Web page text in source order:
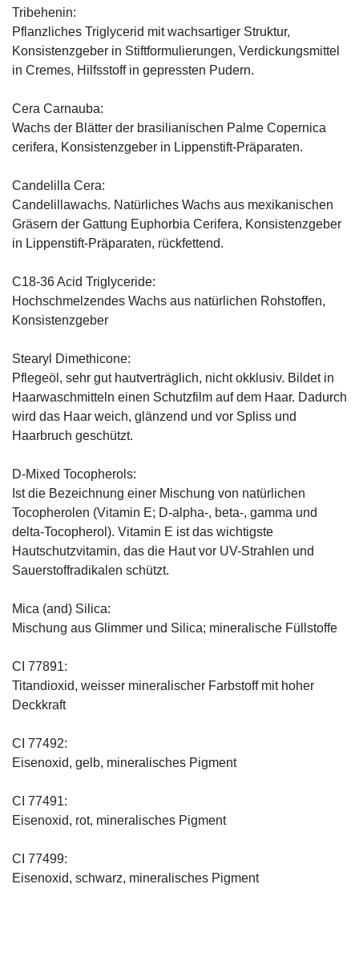
Tribehenin:
Pflanzliches Triglycerid mit wachsartiger Struktur,
Konsistenzgeber in Stiftformulierungen, Verdickungsmittel
in Cremes, Hilfsstoff in gepressten Pudern.
Cera Carnauba:
Wachs der Blätter der brasilianischen Palme Copernica
cerifera, Konsistenzgeber in Lippenstift-Präparaten.
Candelilla Cera:
Candelillawachs. Natürliches Wachs aus mexikanischen
Gräsern der Gattung Euphorbia Cerifera, Konsistenzgeber
in Lippenstift-Präparaten, rückfettend.
C18-36 Acid Triglyceride:
Hochschmelzendes Wachs aus natürlichen Rohstoffen,
Konsistenzgeber
Stearyl Dimethicone:
Pflegeöl, sehr gut hautverträglich, nicht okklusiv. Bildet in
Haarwaschmitteln einen Schutzfilm auf dem Haar. Dadurch
wird das Haar weich, glänzend und vor Spliss und
Haarbruch geschützt.
D-Mixed Tocopherols:
Ist die Bezeichnung einer Mischung von natürlichen
Tocopherolen (Vitamin E; D-alpha-, beta-, gamma und
delta-Tocopherol). Vitamin E ist das wichtigste
Hautschutzvitamin, das die Haut vor UV-Strahlen und
Sauerstoffradikalen schützt.
Mica (and) Silica:
Mischung aus Glimmer und Silica; mineralische Füllstoffe
CI 77891:
Titandioxid, weisser mineralischer Farbstoff mit hoher
Deckkraft
CI 77492:
Eisenoxid, gelb, mineralisches Pigment
CI 77491:
Eisenoxid, rot, mineralisches Pigment
CI 77499:
Eisenoxid, schwarz, mineralisches Pigment